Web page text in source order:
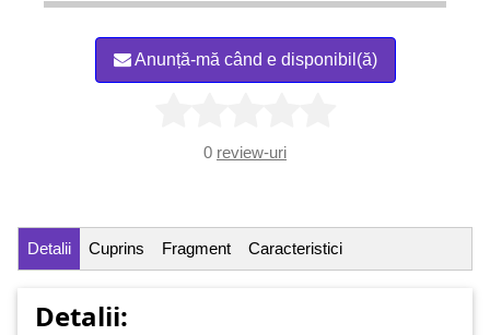
Anunță-mă când e disponibil(ă)
0 review-uri
Detalii Cuprins Fragment Caracteristici
Detalii: